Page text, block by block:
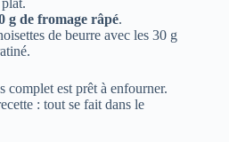
g de fromage râpé.
de beurre avec les 30 g
complet est prêt à enfourner.
: tout se fait dans le